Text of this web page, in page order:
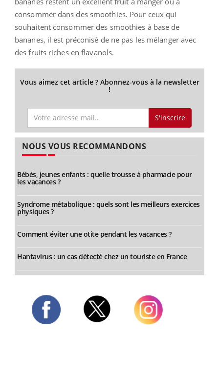
consommer dans des smoothies. Pour ceux qui
souhaitent consommer des smoothies à base de
bananes, il est préconisé de ne pas les mélanger avec
des fruits riches en flavanols.
Vous aimez cet article ? Abonnez-vous à la newsletter
!
S'inscrire
NOUS VOUS RECOMMANDONS
Bébés, jeunes enfants : quelle trousse à pharmacie pour
les vacances ?
Syndrome métabolique : quels sont les meilleurs exercices
physiques ?
Comment éviter une otite pendant les vacances ?
Hantavirus : un cas détecté chez un touriste en France